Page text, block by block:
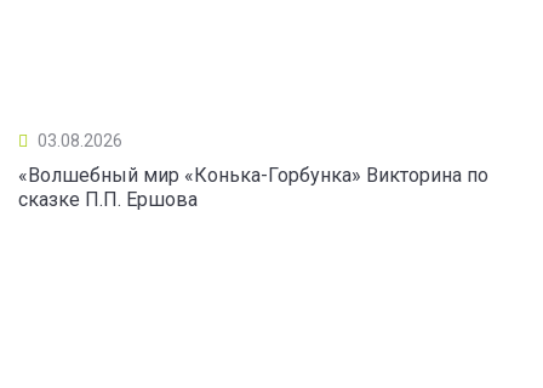
03.08.2026
«Волшебный мир «Конька-Горбунка» Викторина по
сказке П.П. Ершова